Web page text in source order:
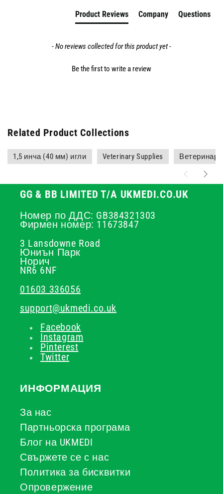
Product Reviews Company Questions
- No reviews collected for this product yet -
Be the first to write a review
Related Product Collections
1,5 инча (40 мм) игли Veterinary Supplies
GG & BB LIMITED T/A UKMEDI.CO.UK
Номер по ДДС: GB384321303
Фирмен номер: 11673847
3 Lansdowne Road
Юниън Парк
Норич
NR6 6NF
01603 336056
support@ukmedi.co.uk
Facebook
Instagram
Pinterest
Twitter
ИНФОРМАЦИЯ
За нас
Партньорска програма
Блог на UKMEDI
Свържете се с нас
Политика за бисквитки
Опровержение